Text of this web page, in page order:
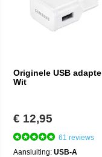
Originele USB
Wit
€ 12,95
61 reviews
Aansluiting: USB-A